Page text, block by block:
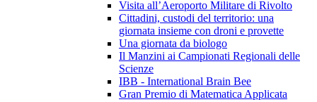
Visita all’Aeroporto Militare di Rivolto
Cittadini, custodi del territorio: una
giornata insieme con droni e provette
Una giornata da biologo
Il Manzini ai Campionati Regionali delle
Scienze
IBB - International Brain Bee
Gran Premio di Matematica Applicata